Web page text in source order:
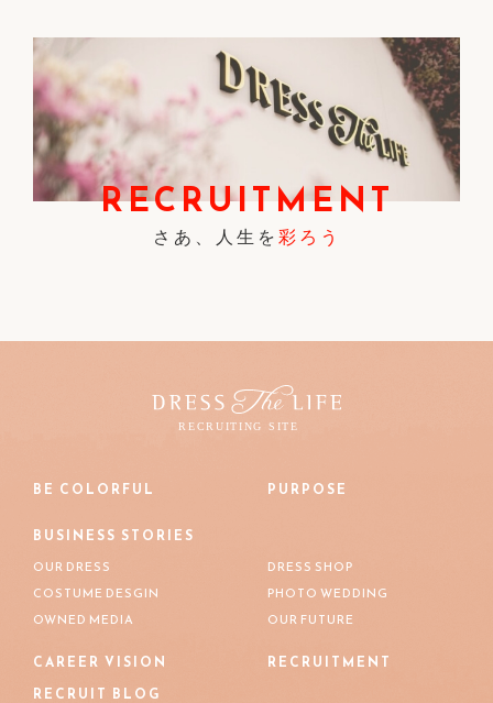
RECRUITMENT
さあ、人生を 彩ろう
BE COLORFUL PURPOSE
BUSINESS STORIES
OUR DRESS
DRESS SHOP
COSTUME DESGIN
PHOTO WEDDING
OWNED MEDIA
OUR FUTURE
CAREER VISION
RECRUITMENT
RECRUIT BLOG